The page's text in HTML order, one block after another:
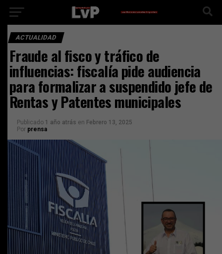
ACTUALIDAD
Fraude al fisco y tráfico de
influencias: fiscalía pide audiencia
para formalizar a suspendido jefe de
Rentas y Patentes municipales
Publicado 1 año atrás en Febrero 13, 2025
Por prensa